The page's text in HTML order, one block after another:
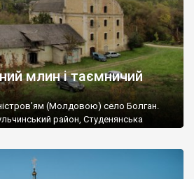
млин і таємничий
(Молдовою) село Болган.
район, Студенянська
кам’яними хрестами. Всі епітафії, які
церковнослов’янською